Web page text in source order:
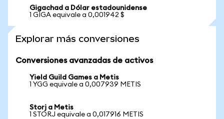
Gigachad a Dólar estadounidense
1 GIGA equivale a 0,001942 $
Explorar más conversiones
Conversiones avanzadas de activos
Yield Guild Games a Metis
1 YGG equivale a 0,007939 METIS
Storj a Metis
1 STORJ equivale a 0,017916 METIS